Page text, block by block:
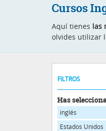
Cursos
Aquí tienes las
olvides utilizar
FILTROS
Has
inglés
Estados Unidos